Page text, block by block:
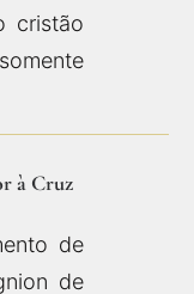
cristão
à Cruz
de
de